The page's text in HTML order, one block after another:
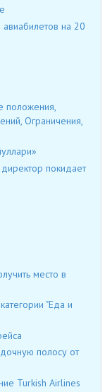
на 20
положения,
Ограничения,
покидает
место в
"Еда и
полосу от
Turkish Airlines